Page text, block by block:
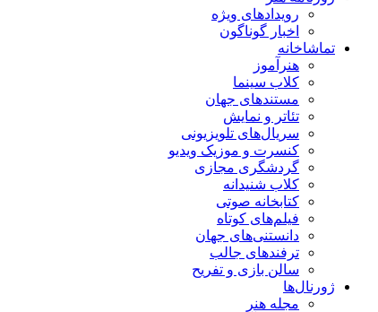
رویدادهای ویژه
اخبار گوناگون
تماشاخانه
هنرآموز
کلاب سینما
مستندهای جهان
تئاتر و نمایش
سریال‌های تلویزیونی
کنسرت و موزیک ویدیو
گردشگری مجازی
کلاب شنیدانه
کتابخانه صوتی
فیلم‌های کوتاه
دانستنی‌های جهان
ترفندهای جالب
سالن بازی و تفریح
ژورنال‌ها
مجله هنر